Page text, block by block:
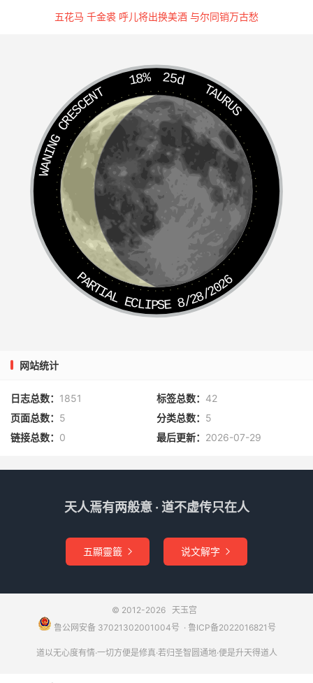
过于前，不可为喻。如是三毒心，于本
体中，应现六根，亦名六贼，即六识
也。由此六识，出入诸根，贪著万境，
能成恶业，障真如体，故名六贼。一切
众生，由此三毒六贼，惑乱身心，沉没
生死，轮回六趣，受诸苦恼；犹如江
河，因小泉源，洎流不绝，乃能弥漫，
波涛万里。若复有人断其本源，即众流
皆息。求解脱者，能转三毒为三聚净
戒，转六贼为六波罗蜜，自然永离一切
由免无穷之苦？
毒也；贪为欲界，嗔为色界，痴为无色
界，故名三界。由此三毒，造业轻重，
受报不同，分归六处，故名六趣。
问：云何轻重分之为六？
答曰：众生不了正因，迷心修善，未免
三界，生三轻趣。
五花马 千金裘 呼儿将出换美酒 与尔同销万古愁
18% 25d
TAURUS
WANING CRESCENT
PARTIAL ECLIPSE 8/28/2026
网站统计
日志总数： 1851 标签总数： 42
页面总数： 5 分类总数： 5
链接总数： 0 最后更新： 2026-07-29
天人焉有两般意 · 道不虚传只在人
五顯靈籤  说文解字 
© 2012-2026 天玉宫
鲁公网安备 37021302001004号 ​​​ · 鲁ICP备2022016821号
道以无心度有情·一切方便是修真·若归圣智圆通地·便是升天得道人